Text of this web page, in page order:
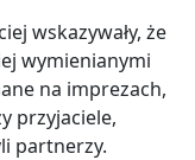
wskazywały, że
wymienianymi
na imprezach,
przyjaciele,
partnerzy.